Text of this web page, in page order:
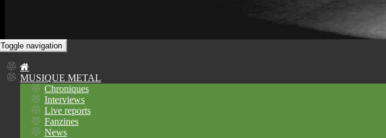
Toggle navigation
MUSIQUE METAL
Chroniques
Interviews
Live reports
Fanzines
News